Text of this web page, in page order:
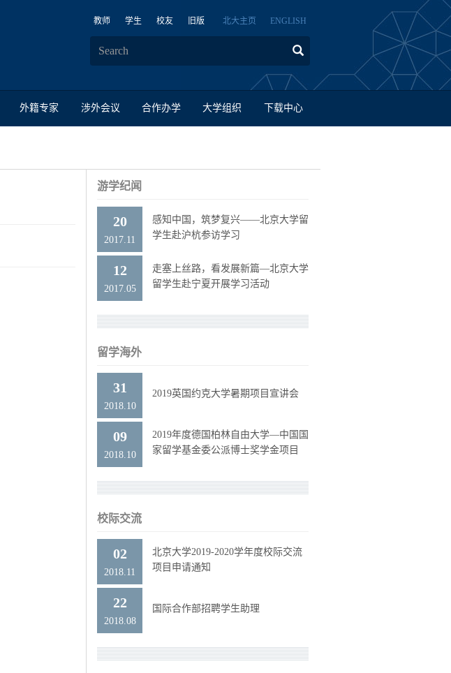
教师 学生 校友 旧版 北大主页 ENGLISH
外籍专家 涉外会议 合作办学 大学组织 下载中心
游学纪闻
20
2017.11
感知中国，筑梦复兴——北京大学留
学生赴沪杭参访学习
12
2017.05
走塞上丝路，看发展新篇—北京大学
留学生赴宁夏开展学习活动
留学海外
31
2018.10
2019英国约克大学暑期项目宣讲会
09
2018.10
2019年度德国柏林自由大学—中国国
家留学基金委公派博士奖学金项目
校际交流
02
2018.11
北京大学2019-2020学年度校际交流
项目申请通知
22
2018.08
国际合作部招聘学生助理